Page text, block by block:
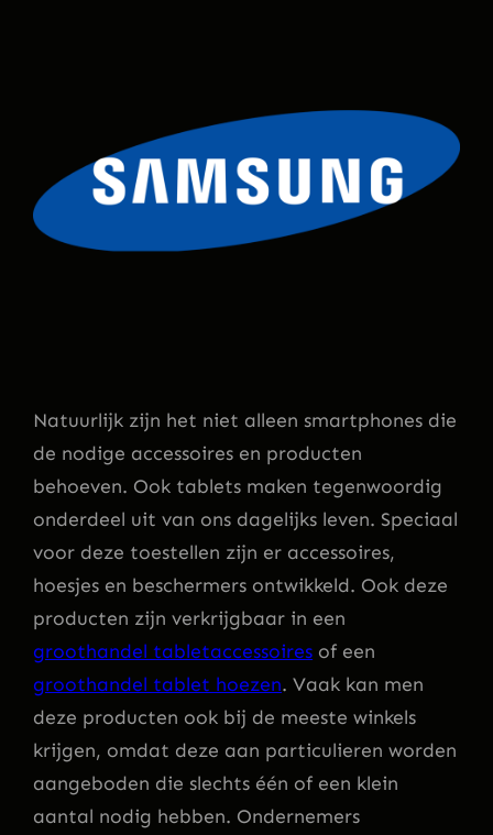
Natuurlijk zijn het niet alleen smartphones die
de nodige accessoires en producten
behoeven. Ook tablets maken tegenwoordig
onderdeel uit van ons dagelijks leven. Speciaal
voor deze toestellen zijn er accessoires,
hoesjes en beschermers ontwikkeld. Ook deze
producten zijn verkrijgbaar in een
groothandel tabletaccessoires of een
groothandel tablet hoezen. Vaak kan men
deze producten ook bij de meeste winkels
krijgen, omdat deze aan particulieren worden
aangeboden die slechts één of een klein
aantal nodig hebben. Ondernemers